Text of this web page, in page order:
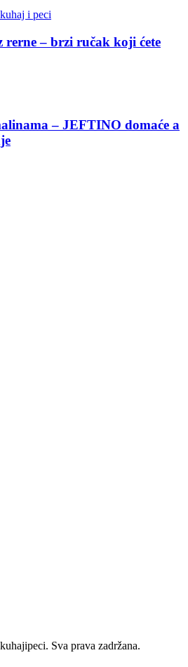
rerne – brzi ručak koji ćete
– JEFTINO domaće a
Sva prava zadržana.